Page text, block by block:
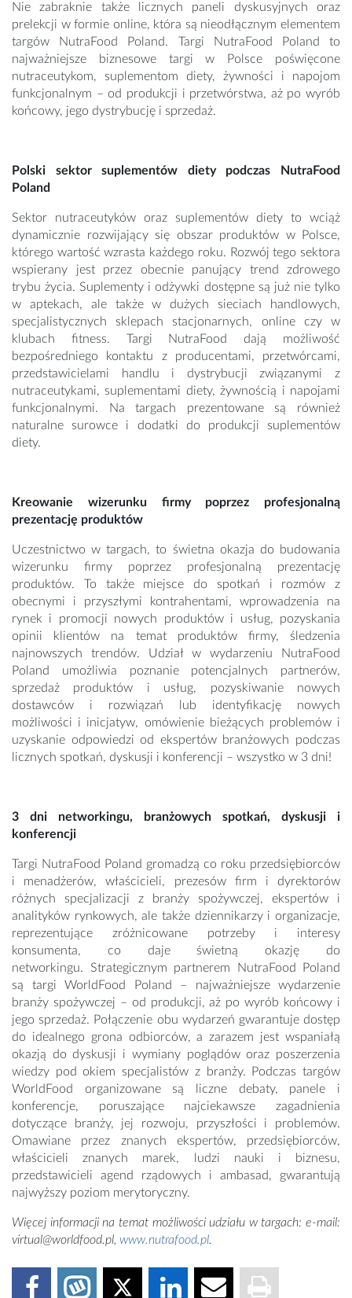
Nie zabraknie także licznych paneli dyskusyjnych oraz
prelekcji w formie online, która są nieodłącznym elementem
targów NutraFood Poland. Targi NutraFood Poland to
najważniejsze biznesowe targi w Polsce poświęcone
nutraceutykom, suplementom diety, żywności i napojom
funkcjonalnym – od produkcji i przetwórstwa, aż po wyrób
końcowy, jego dystrybucję i sprzedaż.
Polski sektor suplementów diety podczas NutraFood
Poland
Sektor nutraceutyków oraz suplementów diety to wciąż
dynamicznie rozwijający się obszar produktów w Polsce,
którego wartość wzrasta każdego roku. Rozwój tego sektora
wspierany jest przez obecnie panujący trend zdrowego
trybu życia. Suplementy i odżywki dostępne są już nie tylko
w aptekach, ale także w dużych sieciach handlowych,
specjalistycznych sklepach stacjonarnych, online czy w
klubach fitness. Targi NutraFood dają możliwość
bezpośredniego kontaktu z producentami, przetwórcami,
przedstawicielami handlu i dystrybucji związanymi z
nutraceutykami, suplementami diety, żywnością i napojami
funkcjonalnymi. Na targach prezentowane są również
naturalne surowce i dodatki do produkcji suplementów
diety.
Kreowanie wizerunku firmy poprzez profesjonalną
prezentację produktów
Uczestnictwo w targach, to świetna okazja do budowania
wizerunku firmy poprzez profesjonalną prezentację
produktów. To także miejsce do spotkań i rozmów z
obecnymi i przyszłymi kontrahentami, wprowadzenia na
rynek i promocji nowych produktów i usług, pozyskania
opinii klientów na temat produktów firmy, śledzenia
najnowszych trendów. Udział w wydarzeniu NutraFood
Poland umożliwia poznanie potencjalnych partnerów,
sprzedaż produktów i usług, pozyskiwanie nowych
dostawców i rozwiązań lub identyfikację nowych
możliwości i inicjatyw, omówienie bieżących problemów i
uzyskanie odpowiedzi od ekspertów branżowych podczas
licznych spotkań, dyskusji i konferencji – wszystko w 3 dni!
3 dni networkingu, branżowych spotkań, dyskusji i
konferencji
Targi NutraFood Poland gromadzą co roku przedsiębiorców
i menadżerów, właścicieli, prezesów firm i dyrektorów
różnych specjalizacji z branży spożywczej, ekspertów i
analityków rynkowych, ale także dziennikarzy i organizacje,
reprezentujące zróżnicowane potrzeby i interesy
konsumenta, co daje świetną okazję do
networkingu. Strategicznym partnerem NutraFood Poland
są targi WorldFood Poland – najważniejsze wydarzenie
branży spożywczej – od produkcji, aż po wyrób końcowy i
jego sprzedaż. Połączenie obu wydarzeń gwarantuje dostęp
do idealnego grona odbiorców, a zarazem jest wspaniałą
okazją do dyskusji i wymiany poglądów oraz poszerzenia
wiedzy pod okiem specjalistów z branży. Podczas targów
WorldFood organizowane są liczne debaty, panele i
konferencje, poruszające najciekawsze zagadnienia
dotyczące branży, jej rozwoju, przyszłości i problemów.
Omawiane przez znanych ekspertów, przedsiębiorców,
właścicieli znanych marek, ludzi nauki i biznesu,
przedstawicieli agend rządowych i ambasad, gwarantują
najwyższy poziom merytoryczny.
Więcej informacji na temat możliwości udziału w targach: e-mail:
virtual@worldfood.pl, www.nutrafood.pl.